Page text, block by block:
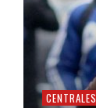
CENTRALES